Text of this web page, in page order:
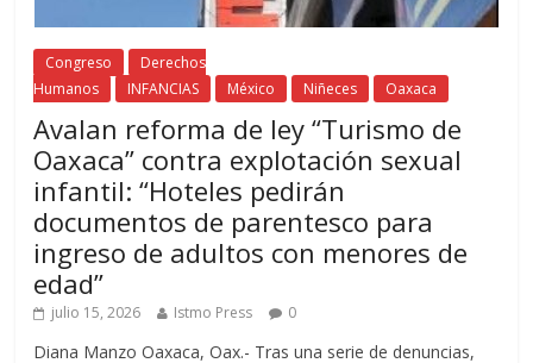
Congreso
Derechos
Humanos
INFANCIAS México Niñeces Oaxaca
Avalan reforma de ley “Turismo de
Oaxaca” contra explotación sexual
infantil: “Hoteles pedirán
documentos de parentesco para
ingreso de adultos con menores de
edad”
julio 15, 2026 Istmo Press 0
Diana Manzo Oaxaca, Oax.- Tras una serie de denuncias,